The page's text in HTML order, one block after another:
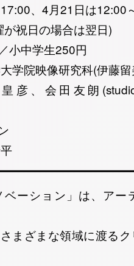
、4月21日は12:00
祝日の場合は翌日)
中学生250円
院映像研究科(伊藤留
、会田友朗
ーション」は、アー
まざまな領域に渡る